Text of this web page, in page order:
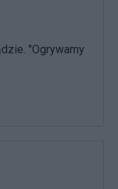
"Ogrywamy